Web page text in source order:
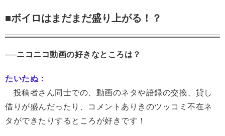
■ボイロはまだまだ盛り上がる！？
──ニコニコ動画の好きなところは？
たいたぬ：
投稿者さん同士での、動画のネタや語録の交換、貸し
借りが盛んだったり、コメントありきのツッコミ不在ネ
タができたりするところが好きです！